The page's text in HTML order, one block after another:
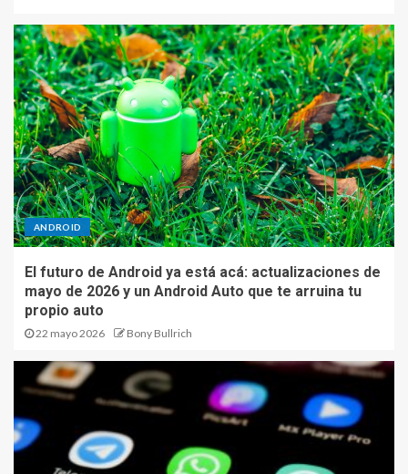
ANDROID
El futuro de Android ya está acá: actualizaciones de
mayo de 2026 y un Android Auto que te arruina tu
propio auto
22 mayo 2026 Bony Bullrich